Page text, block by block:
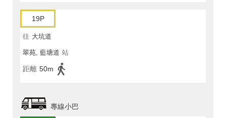
19P
往 大坑道
翠苑, 藍塘道 站
距離 50m
專線小巴